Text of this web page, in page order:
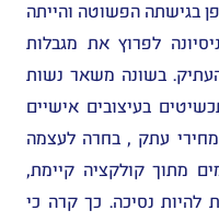
בגישתה הפשוטה והייתה
לפרוץ את מגבלות
בשונה משאר נשות
בעיצובים אישיים
עתק , בחרה לעצמה
מתוך קולקציה קיימת,
להיות נסיכה. כך קרה כי